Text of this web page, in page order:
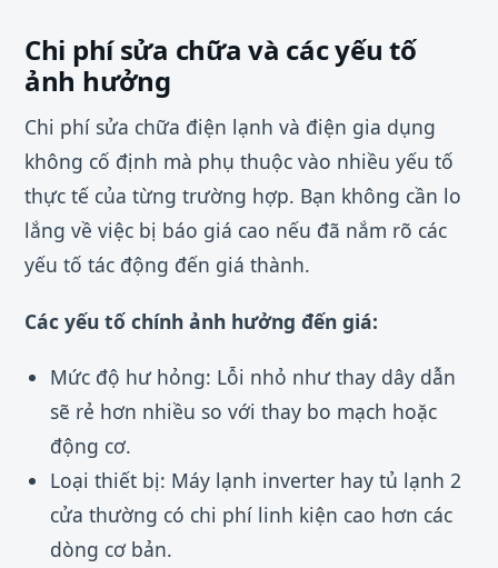
Chi phí sửa chữa và các yếu tố
ảnh hưởng
Chi phí sửa chữa điện lạnh và điện gia dụng
không cố định mà phụ thuộc vào nhiều yếu tố
thực tế của từng trường hợp. Bạn không cần lo
lắng về việc bị báo giá cao nếu đã nắm rõ các
yếu tố tác động đến giá thành.
Các yếu tố chính ảnh hưởng đến giá:
Mức độ hư hỏng: Lỗi nhỏ như thay dây dẫn
sẽ rẻ hơn nhiều so với thay bo mạch hoặc
động cơ.
Loại thiết bị: Máy lạnh inverter hay tủ lạnh 2
cửa thường có chi phí linh kiện cao hơn các
dòng cơ bản.